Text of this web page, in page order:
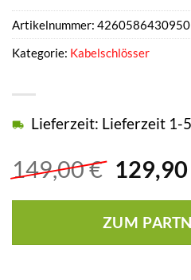
149,00€
Preis
war:
149,00
129,90
Lieferzeit: Lieferzeit 1-
ZUM
Artikelnummer: 4260586430950
Kategorie: Kabelschlösser